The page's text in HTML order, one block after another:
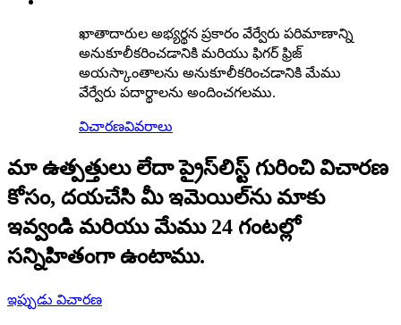
ఖాతాదారుల అభ్యర్థన ప్రకారం వేర్వేరు పరిమాణాన్ని
అనుకూలీకరించడానికి మరియు ఫిగర్ ఫ్రిజ్
అయస్కాంతాలను అనుకూలీకరించడానికి మేము
వేర్వేరు పదార్థాలను అందించగలము.
విచారణవివరాలు
మా ఉత్పత్తులు లేదా ప్రైస్‌లిస్ట్ గురించి విచారణ
కోసం, దయచేసి మీ ఇమెయిల్‌ను మాకు
ఇవ్వండి మరియు మేము 24 గంటల్లో
సన్నిహితంగా ఉంటాము.
ఇప్పుడు విచారణ